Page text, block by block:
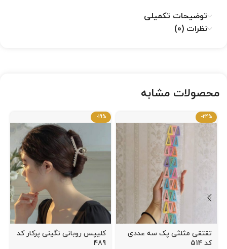
توضیحات تکمیلی
نظرات (0)
محصولات مشابه
-24%
تقتقی مثلثی پک سه عددی
کد 514
-19%
کلیپس روبانی نگینی پرکار کد
489